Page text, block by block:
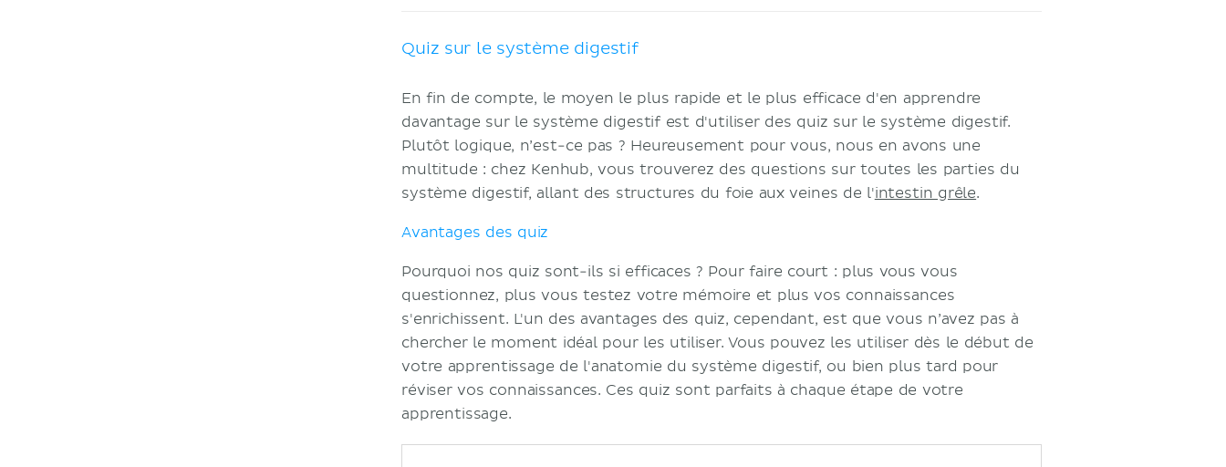
Quiz sur le système digestif
En fin de compte, le moyen le plus rapide et le plus efficace d'en apprendre
davantage sur le système digestif est d'utiliser des quiz sur le système digestif.
Plutôt logique, n’est-ce pas ? Heureusement pour vous, nous en avons une
multitude : chez Kenhub, vous trouverez des questions sur toutes les parties du
système digestif, allant des structures du foie aux veines de l'intestin grêle.
Avantages des quiz
Pourquoi nos quiz sont-ils si efficaces ? Pour faire court : plus vous vous
questionnez, plus vous testez votre mémoire et plus vos connaissances
s'enrichissent. L'un des avantages des quiz, cependant, est que vous n’avez pas à
chercher le moment idéal pour les utiliser. Vous pouvez les utiliser dès le début de
votre apprentissage de l'anatomie du système digestif, ou bien plus tard pour
réviser vos connaissances. Ces quiz sont parfaits à chaque étape de votre
apprentissage.